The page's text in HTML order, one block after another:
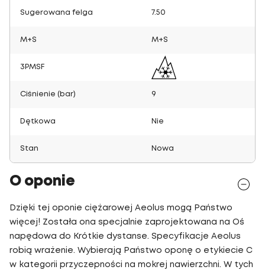
Sugerowana felga 7.50
M+S M+S
3PMSF
Ciśnienie (bar) 9
Dętkowa Nie
Stan Nowa
O oponie
Dzięki tej oponie ciężarowej Aeolus mogą Państwo
więcej! Została ona specjalnie zaprojektowana na Oś
napędowa do Krótkie dystanse. Specyfikacje Aeolus
robią wrażenie. Wybierają Państwo oponę o etykiecie C
w kategorii przyczepności na mokrej nawierzchni. W tych